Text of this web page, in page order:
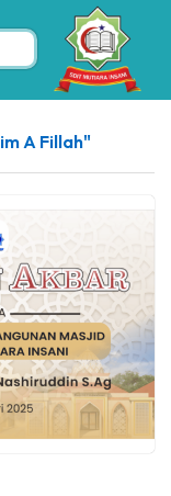
A Fillah"